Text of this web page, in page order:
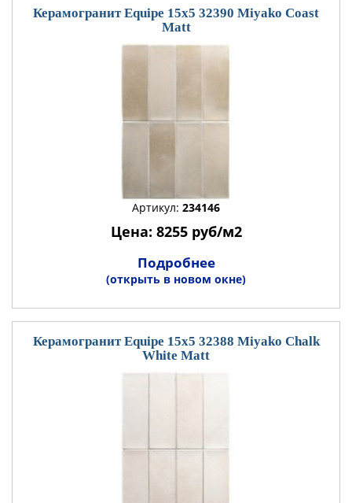
Керамогранит Equipe 15x5 32390 Miyako Coast
Matt
Артикул: 234146
Цена: 8255 руб/м2
Подробнее
(открыть в новом окне)
Керамогранит Equipe 15x5 32388 Miyako Chalk
White Matt